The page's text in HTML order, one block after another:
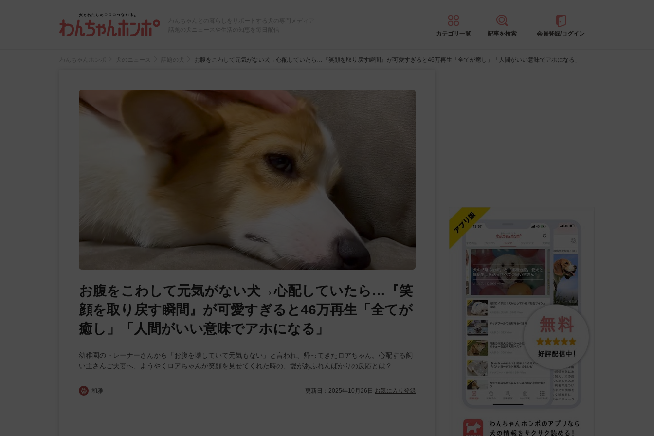
わんちゃんとの暮らしをサポートする犬の専門メディア
話題の犬ニュースや生活の知恵を毎日配信
カテゴリ一覧 記事を検索 会員登録/ログイン
わんちゃんホンポ 犬のニュース 話題の犬 お腹をこわして元気がない犬→心配していたら…『笑顔を取り戻す瞬間』が可愛すぎると46万再生「全てが癒し」「人間がいい意味でアホになる」
お腹をこわして元気がない犬→心配していたら…『笑
顔を取り戻す瞬間』が可愛すぎると46万再生「全てが
癒し」「人間がいい意味でアホになる」
幼稚園のトレーナーさんから「お腹を壊していて元気もない」と言われ、帰ってきたロアちゃん。心配する飼
い主さんご夫妻へ、ようやくロアちゃんが笑顔を見せてくれた時の、愛があふれんばかりの反応とは？
和雅 更新日： 2025年10月26日 お気に入り登録